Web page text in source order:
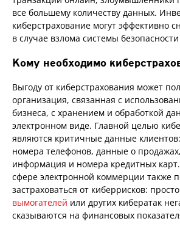
все большему количеству данных.
киберстрахование могут эффективно
в случае взлома системы
Кому необходимо
Выгоду от киберстрахования может
организация, связанная с
бизнеса, с хранением и обработкой
электронном виде. Главной целью
являются критичные данные
номера телефонов, данные о
информация и номера кредитных
сфере электронной коммерции также
застраховаться от киберрисков:
вымогателей или других кибератак
сказываются на финансовых